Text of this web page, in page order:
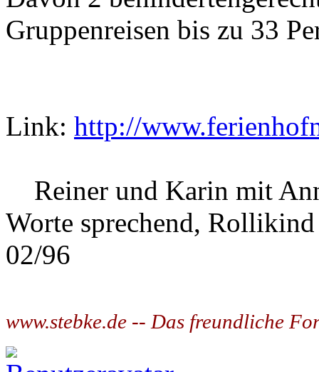
Gruppenreisen bis zu 33
Link: http://
Reiner und Karin mit
Worte sprechend,
02/96
www.stebke.de -- Das freundliche